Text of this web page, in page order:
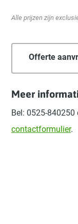
Alle prijzen zijn
Offerte
Meer
Bel: 0525-840250
contactformulier.